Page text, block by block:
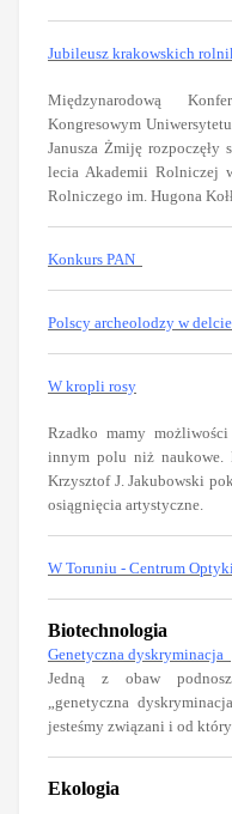
Jubileusz krakowskich
Międzynarodową
Kongresowym
Janusza Żmiję
lecia Akademii Rolniczej
Rolniczego im. Hugona
Konkurs PAN
Polscy archeolodzy w
W kropli rosy
Rzadko mamy
innym polu niż naukowe.
Krzysztof J. Jakubowski
osiągnięcia artystyczne.
W Toruniu - Centrum
Biotechnologia
Genetyczna dyskryminacja
Jedną z obaw
„genetyczna
jesteśmy związani i od
Ekologia